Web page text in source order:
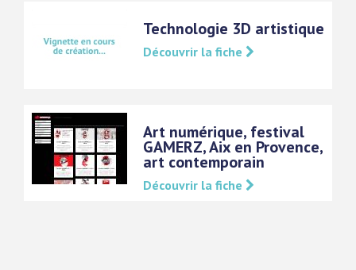
Technologie 3D artistique
Découvrir la fiche
Art numérique, festival
GAMERZ, Aix en Provence,
art contemporain
Découvrir la fiche